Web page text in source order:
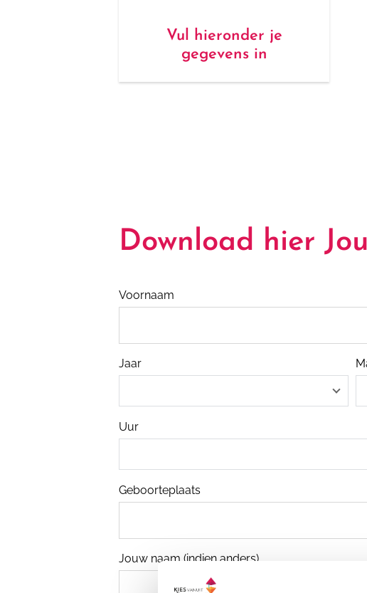
Vul hieronder je
gegevens in
Download hier
Voornaam
Jaar
Uur
Geboorteplaats
Jouw naam (indien anders)